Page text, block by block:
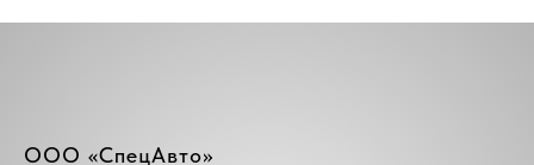
ООО «СпецАвто»